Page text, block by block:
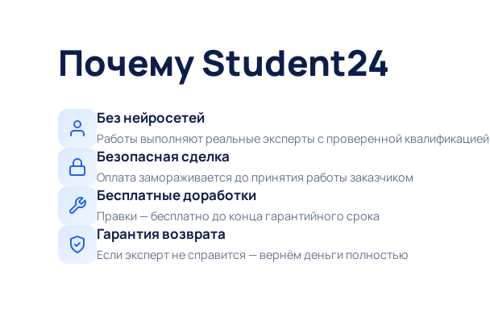
Почему Student24
Без нейросетей
Работы выполняют реальные эксперты с проверенной квалификацией
Безопасная сделка
Оплата замораживается до принятия работы заказчиком
Бесплатные доработки
Правки — бесплатно до конца гарантийного срока
Гарантия возврата
Если эксперт не справится — вернём деньги полностью